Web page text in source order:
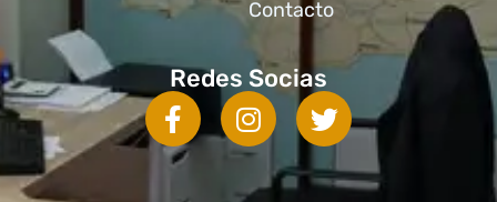
Contacto
Redes Socias